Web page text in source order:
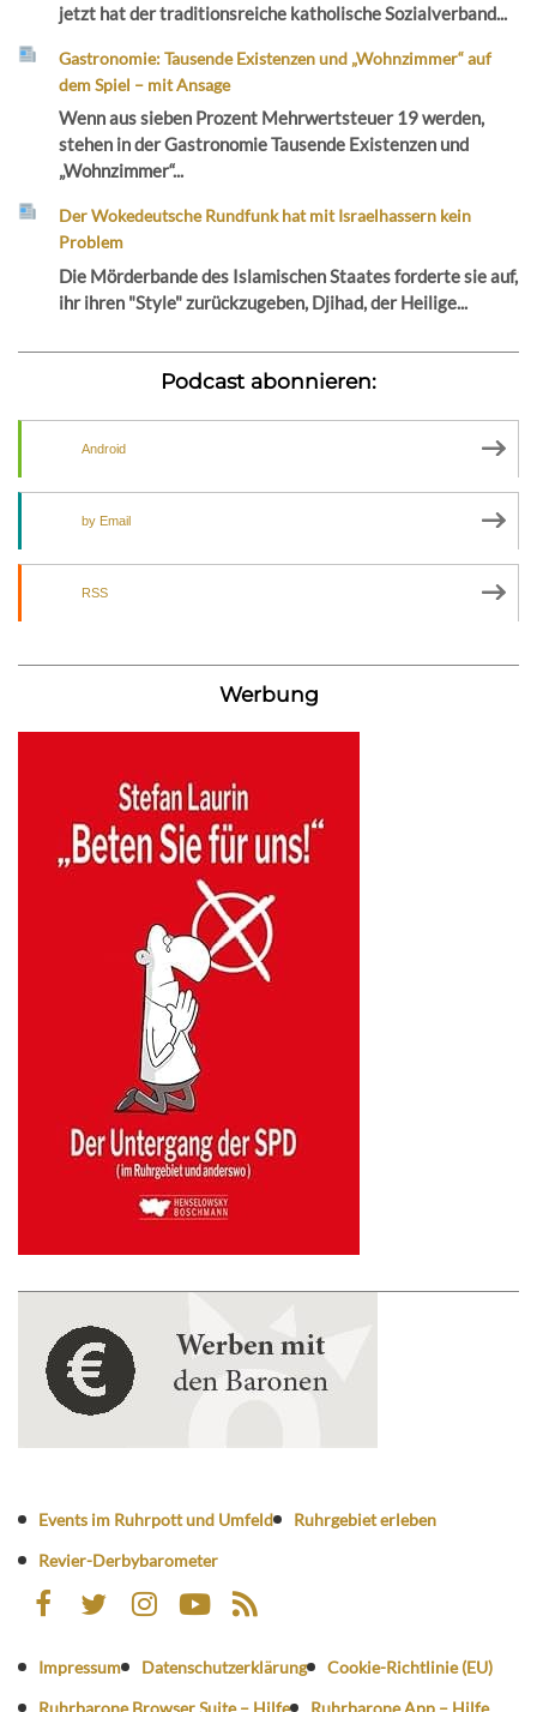
jetzt hat der traditionsreiche katholische Sozialverband...
Gastronomie: Tausende Existenzen und „Wohnzimmer“ auf
dem Spiel – mit Ansage
Wenn aus sieben Prozent Mehrwertsteuer 19 werden,
stehen in der Gastronomie Tausende Existenzen und
„Wohnzimmer“...
Der Wokedeutsche Rundfunk hat mit Israelhassern kein
Problem
Die Mörderbande des Islamischen Staates forderte sie auf,
ihr ihren "Style" zurückzugeben, Djihad, der Heilige...
Podcast abonnieren:
Android
by Email
RSS
Werbung
Events im Ruhrpott und Umfeld
Ruhrgebiet erleben
Revier-Derbybarometer
Impressum Datenschutzerklärung
Cookie-Richtlinie (EU)
Ruhrbarone Browser Suite – Hilfe
Ruhrbarone App – Hilfe